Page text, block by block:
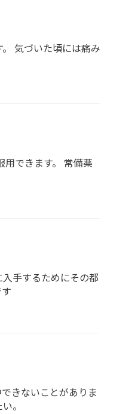
気づいた頃には痛み
できます。 常備薬
手するためにその都
きないことがありま
。